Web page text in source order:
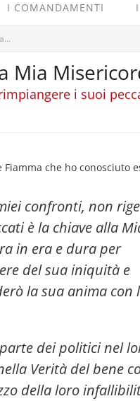
I COMANDAMENTI
Mia
i suoi
che ho conosciuto
confronti, non
è la chiave alla
in era e dura per
del sua iniquità e
la sua anima con
dei politici nel
Verità del bene
della loro